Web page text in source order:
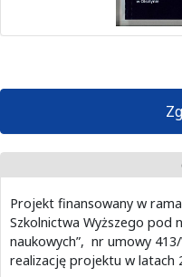
Projekt finansowany w
Szkolnictwa Wyższego pod
naukowych”, nr umowy
realizację projektu w latach